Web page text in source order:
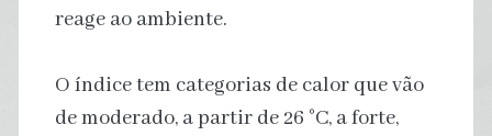
reage ao ambiente.
O índice tem categorias de calor que vão
de moderado, a partir de 26 °C, a forte,